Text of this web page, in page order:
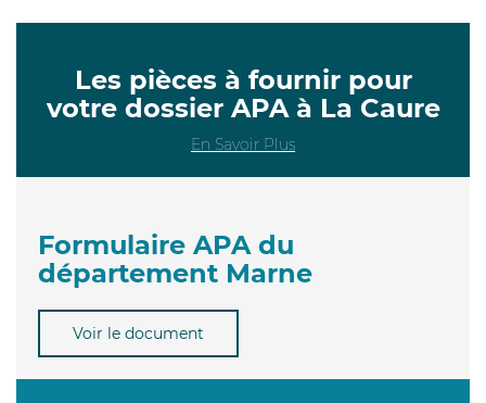
Les pièces à fournir pour
votre dossier APA à La Caure
En Savoir Plus
Formulaire APA du
département Marne
Voir le document